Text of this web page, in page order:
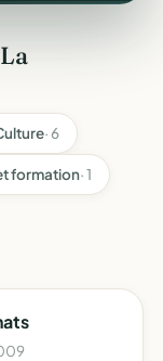
· 6
formation· 1